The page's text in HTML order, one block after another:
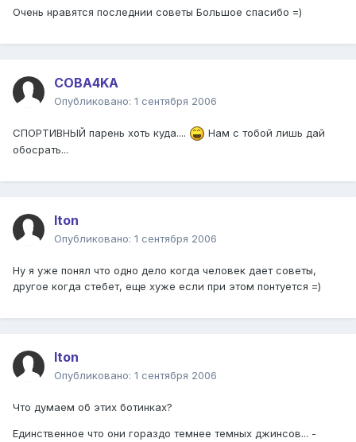
Очень нравятся последнии советы Большое спасибо =)
COBA4KA
Опубликовано: 1 сентября 2006
СПОРТИВНЫЙ парень хоть куда....
Нам с тобой лишь дай
обосрать...
Iton
Опубликовано: 1 сентября 2006
Ну я уже понял что одно дело когда человек дает советы,
другое когда стебет, еще хуже если при этом понтуется =)
Iton
Опубликовано: 1 сентября 2006
Что думаем об этих ботинках?
Единственное что они гораздо темнее темных джинсов... -